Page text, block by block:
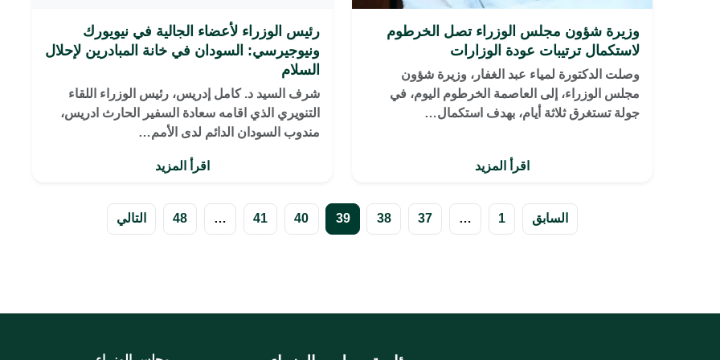
وزيرة شؤون مجلس الوزراء تصل الخرطوم
لاستكمال ترتيبات عودة الوزارات
وصلت الدكتورة لمياء عبد الغفار، وزيرة شؤون
مجلس الوزراء، إلى العاصمة الخرطوم اليوم، في
جولة تستغرق ثلاثة أيام، بهدف استكمال…
اقرأ المزيد
رئيس الوزراء لأعضاء الجالية في نيويورك
ونيوجيرسي: السودان في خانة المبادرين لإحلال
السلام
شرف السيد د. كامل إدريس، رئيس الوزراء اللقاء
التنويري الذي اقامه سعادة السفير الحارث ادريس،
مندوب السودان الدائم لدى الأمم…
اقرأ المزيد
تعدد
السابق 1
…
37
38
39
40
41
…
48 التالي